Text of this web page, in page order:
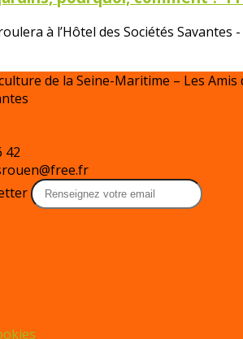
à l’Hôtel des Sociétés Savantes
de la Seine-Maritime – Les Amis
42